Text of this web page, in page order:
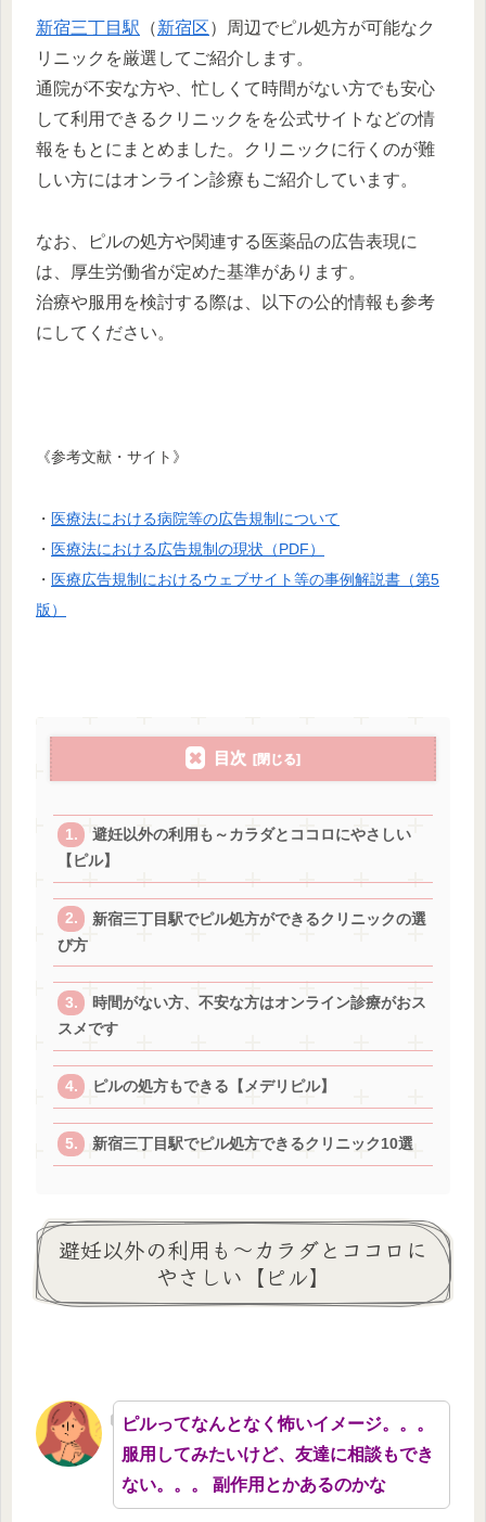
新宿三丁目駅 （新宿区 ）周辺でピル処方が可能なク
リニックを厳選してご紹介します。
通院が不安な方や、忙しくて時間がない方でも安心
して利用できるクリニックをを公式サイトなどの情
報をもとにまとめました。クリニックに行くのが難
しい方にはオンライン診療もご紹介しています。
なお、ピルの処方や関連する医薬品の広告表現に
は、厚生労働省が定めた基準があります。
治療や服用を検討する際は、以下の公的情報も参考
にしてください。
《参考文献・サイト》
・ 医療法における病院等の広告規制について
・ 医療法における広告規制の現状（PDF）
・ 医療広告規制におけるウェブサイト等の事例解説書（第5
版）
目次
避妊以外の利用も～カラダとココロにやさしい
【ピル】
新宿三丁目駅でピル処方ができるクリニックの選
び方
時間がない方、不安な方はオンライン診療がおス
スメです
ピルの処方もできる【メデリピル】
新宿三丁目駅でピル処方できるクリニック10選
避妊以外の利用も～カラダとココロに
やさしい【ピル】
ピルってなんとなく怖いイメージ。。。
服用してみたいけど、友達に相談もでき
ない。。。 副作用とかあるのかな